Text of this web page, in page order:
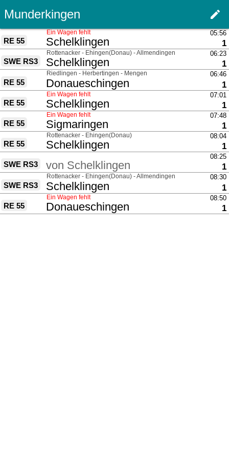
Munderkingen edit
RE 55 nach
Schelklingen
05:56
1
Ein Wagen fehlt
SWE RS3 nach
Schelklingen
06:23
1
über
Rottenacker - Ehingen(Donau) - Allmendingen
RE 55 nach
Donaueschingen
06:46
1
über
Riedlingen - Herbertingen - Mengen
RE 55 nach
Schelklingen
07:01
1
Ein Wagen fehlt
RE 55 nach
Sigmaringen
07:48
1
Ein Wagen fehlt
RE 55 nach
Schelklingen
08:04
1
über
Rottenacker - Ehingen(Donau)
SWE RS3 von
Schelklingen
08:25
1
SWE RS3 nach
Schelklingen
08:30
1
über
Rottenacker - Ehingen(Donau) - Allmendingen
RE 55 nach
Donaueschingen
08:50
1
Ein Wagen fehlt